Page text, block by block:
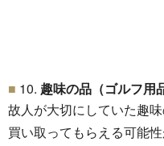
10. 趣味の品（ゴルフ用
故人が大切にしていた趣味
買い取ってもらえる可能性